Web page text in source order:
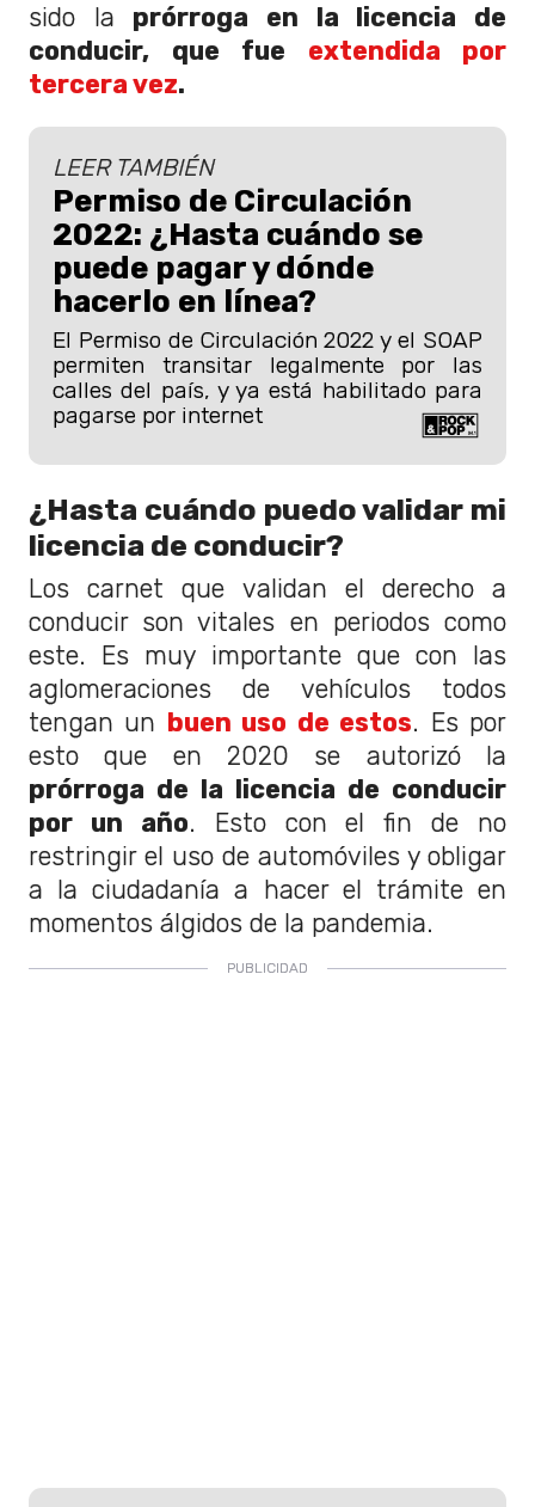
sido la prórroga en la licencia de
conducir, que fue extendida por
tercera vez.
LEER TAMBIÉN
Permiso de Circulación
2022: ¿Hasta cuándo se
puede pagar y dónde
hacerlo en línea?
El Permiso de Circulación 2022 y el SOAP
permiten transitar legalmente por las
calles del país, y ya está habilitado para
pagarse por internet
¿Hasta cuándo puedo validar mi
licencia de conducir?
Los carnet que validan el derecho a
conducir son vitales en periodos como
este. Es muy importante que con las
aglomeraciones de vehículos todos
tengan un buen uso de estos. Es por
esto que en 2020 se autorizó la
prórroga de la licencia de conducir
por un año. Esto con el fin de no
restringir el uso de automóviles y obligar
a la ciudadanía a hacer el trámite en
momentos álgidos de la pandemia.